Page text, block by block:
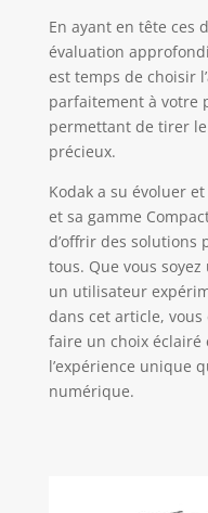
En ayant en tête ces
évaluation
est temps de choisir
parfaitement à votre
permettant de tirer
précieux.
Kodak a su évoluer
et sa gamme
d’offrir des solutions
tous. Que vous
un utilisateur
dans cet article,
faire un choix
l’expérience unique
numérique.